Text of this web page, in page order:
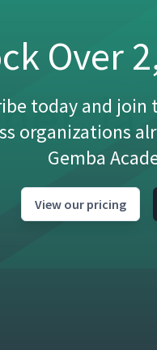
Over
today and join
organizations
Gemba
View our pricing